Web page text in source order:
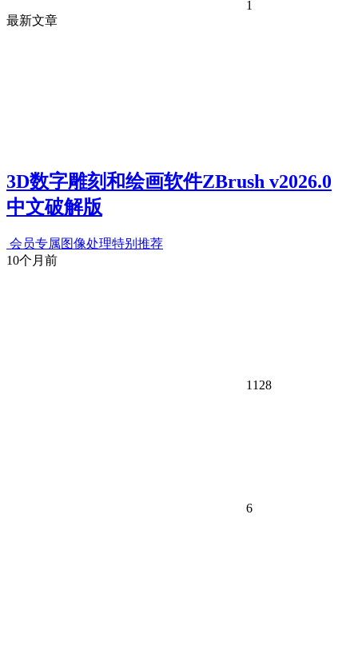
1
最新文章
3D数字雕刻和绘画软件ZBrush v2026.0
中文破解版
会员专属图像处理特别推荐
10个月前
1128
6